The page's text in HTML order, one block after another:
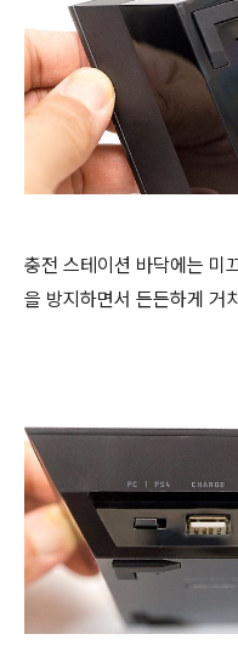
충전 스테이션 바닥에는 미
을 방지하면서 든든하게 거